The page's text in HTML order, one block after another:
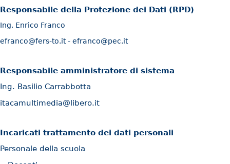
Responsabile della Protezione dei Dati (RPD)
Ing. Enrico Franco
efranco@fers-to.it- efranco@pec.it
Responsabile amministratore di sistema
Ing. Basilio Carrabbotta
itacamultimedia@libero.it
Incaricati trattamento dei dati personali
Personale della scuola